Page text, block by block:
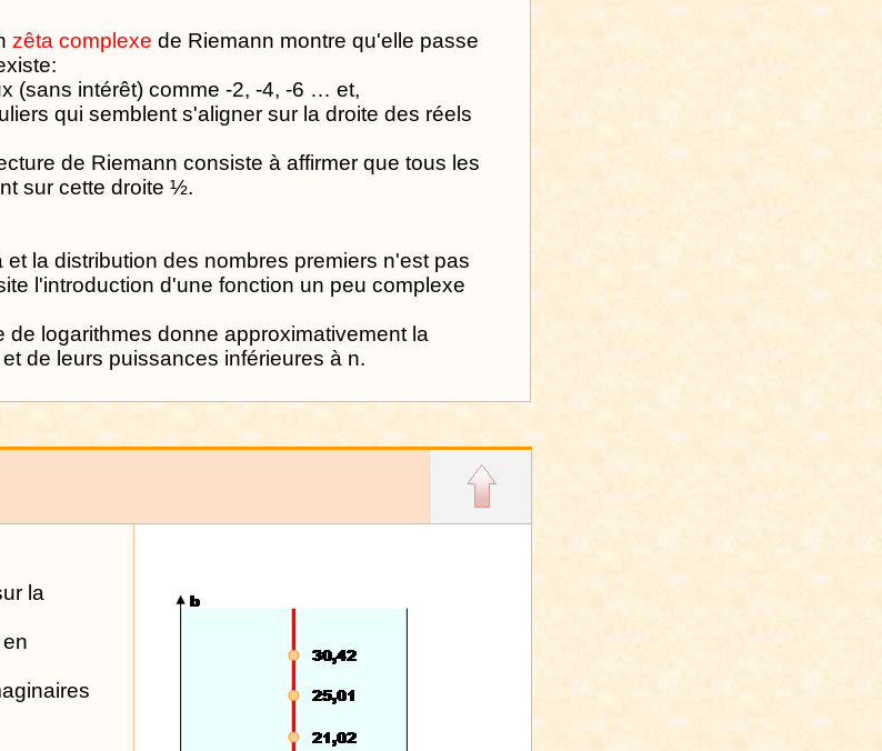
zêta complexe de Riemann montre qu'elle passe
(sans intérêt) comme -2, -4, -6 … et,
qui semblent s'aligner sur la droite des réels
de Riemann consiste à affirmer que tous les
sur cette droite ½.
et la distribution des nombres premiers n'est pas
l'introduction d'une fonction un peu complexe
de logarithmes donne approximativement la
de leurs puissances inférieures à n.
la